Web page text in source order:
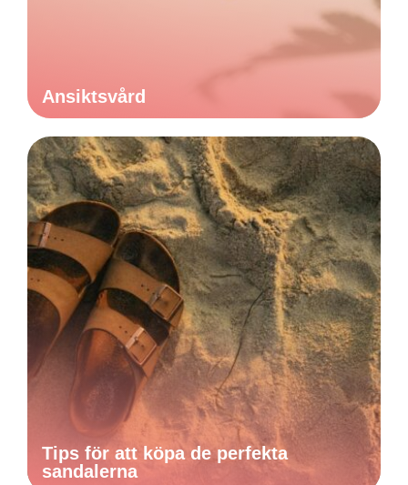
Ansiktsvård
Tips för att köpa de perfekta
sandalerna